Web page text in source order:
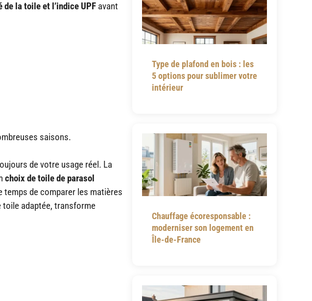
de la toile et l’indice UPF avant
saisons.
de votre usage réel. La
choix de toile de parasol
temps de comparer les matières
toile adaptée, transforme
Type de plafond en bois : les
5 options pour sublimer votre
intérieur
Chauffage écoresponsable :
moderniser son logement en
Île-de-France